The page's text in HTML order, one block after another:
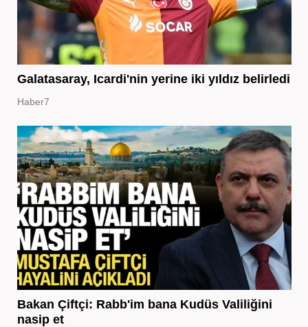
Galatasaray, Icardi'nin yerine iki yıldız belirledi
Haber7
Bakan Çiftçi: Rabb'im bana Kudüs Valiliğini
nasip et